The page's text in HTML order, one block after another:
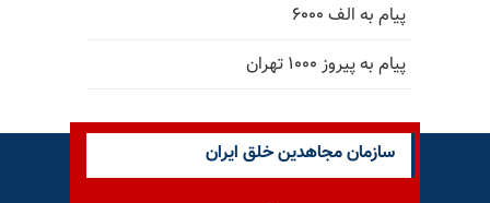
پیام به الف ۶۰۰۰
پیام به پیروز ۱۰۰۰ تهران
سازمان مجاهدین خلق ایران